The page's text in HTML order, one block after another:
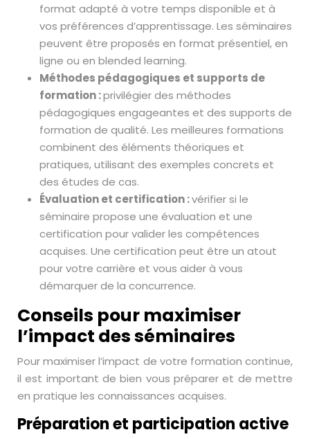
format adapté à votre temps disponible et à
vos préférences d’apprentissage. Les séminaires
peuvent être proposés en format présentiel, en
ligne ou en blended learning.
Méthodes pédagogiques et supports de
formation :privilégier des méthodes
pédagogiques engageantes et des supports de
formation de qualité. Les meilleures formations
combinent des éléments théoriques et
pratiques, utilisant des exemples concrets et
des études de cas.
Évaluation et certification :vérifier si le
séminaire propose une évaluation et une
certification pour valider les compétences
acquises. Une certification peut être un atout
pour votre carrière et vous aider à vous
démarquer de la concurrence.
Conseils pour maximiser
l’impact des séminaires
Pour maximiser l’impact de votre formation continue,
il est important de bien vous préparer et de mettre
en pratique les connaissances acquises.
Préparation et participation active